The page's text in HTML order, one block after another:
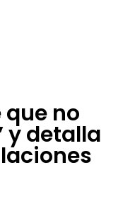
que no
y detalla